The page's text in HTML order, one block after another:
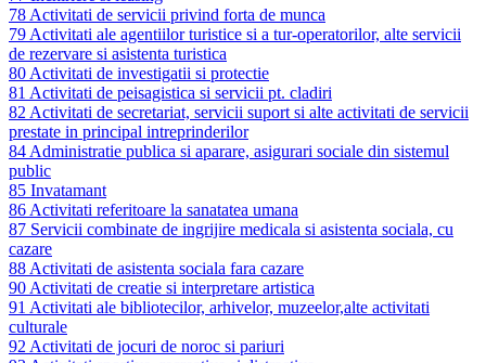
78 Activitati de servicii privind forta de munca
79 Activitati ale agentiilor turistice si a tur-operatorilor, alte servicii
de rezervare si asistenta turistica
80 Activitati de investigatii si protectie
81 Activitati de peisagistica si servicii pt. cladiri
82 Activitati de secretariat, servicii suport si alte activitati de servicii
prestate in principal intreprinderilor
84 Administratie publica si aparare, asigurari sociale din sistemul
public
85 Invatamant
86 Activitati referitoare la sanatatea umana
87 Servicii combinate de ingrijire medicala si asistenta sociala, cu
cazare
88 Activitati de asistenta sociala fara cazare
90 Activitati de creatie si interpretare artistica
91 Activitati ale bibliotecilor, arhivelor, muzeelor,alte activitati
culturale
92 Activitati de jocuri de noroc si pariuri